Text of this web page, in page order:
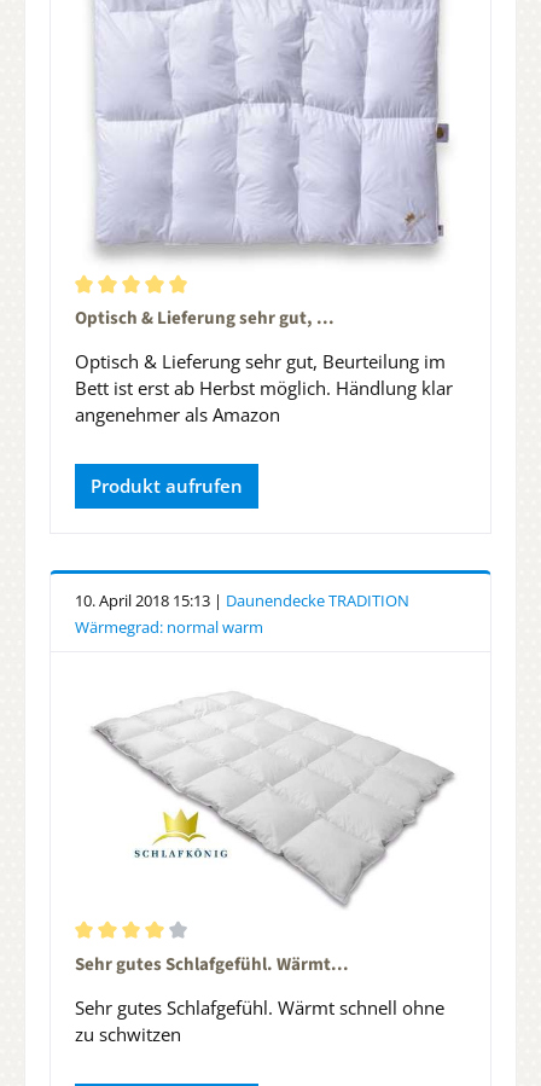
Durchschnittliche Bewertung von 5 von 5 Sternen
Optisch & Lieferung sehr gut, ...
Optisch & Lieferung sehr gut, Beurteilung im
Bett ist erst ab Herbst möglich. Händlung klar
angenehmer als Amazon
Produkt aufrufen
10. April 2018 15:13 | Daunendecke TRADITION
Wärmegrad: normal warm
Durchschnittliche Bewertung von 4 von 5 Sternen
Sehr gutes Schlafgefühl. Wärmt...
Sehr gutes Schlafgefühl. Wärmt schnell ohne
zu schwitzen